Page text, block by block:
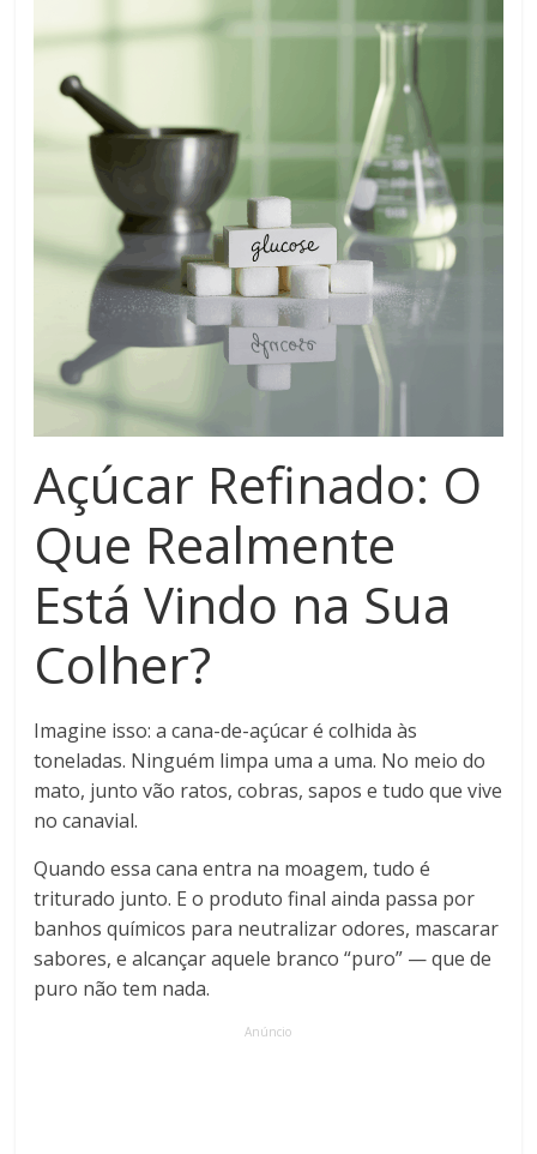
Açúcar Refinado: O
Que Realmente
Está Vindo na Sua
Colher?
Imagine isso: a cana-de-açúcar é colhida às
toneladas. Ninguém limpa uma a uma. No meio do
mato, junto vão ratos, cobras, sapos e tudo que vive
no canavial.
Quando essa cana entra na moagem, tudo é
triturado junto. E o produto final ainda passa por
banhos químicos para neutralizar odores, mascarar
sabores, e alcançar aquele branco “puro” — que de
puro não tem nada.
Anúncio